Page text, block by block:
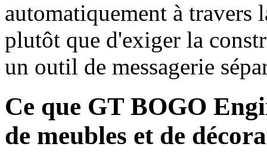
automatiquement à
plutôt que d'exiger la
un outil de messagerie
Ce que GT BOGO
de meubles et de